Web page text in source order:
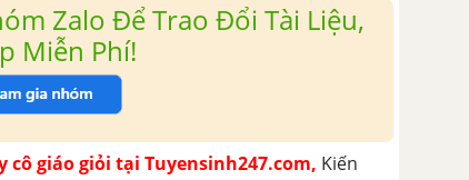
Zalo Để Trao Đổi Tài Liệu,
Miễn Phí!
cô giáo giỏi tại Tuyensinh247.com, Kiến